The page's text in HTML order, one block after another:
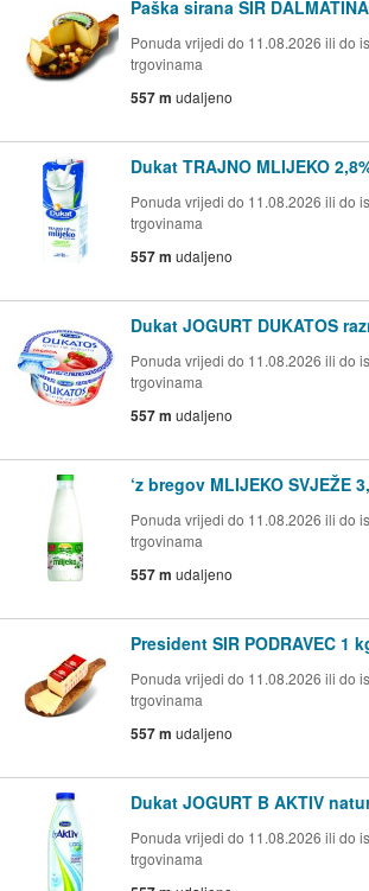
Paška sirana SIR
Ponuda vrijedi do 11.08.2026 ili do
trgovinama
557 m udaljeno
Dukat TRAJNO MLIJEKO
Ponuda vrijedi do 11.08.2026 ili do
trgovinama
557 m udaljeno
Dukat JOGURT DUKATOS
Ponuda vrijedi do 11.08.2026 ili do
trgovinama
557 m udaljeno
‘z bregov MLIJEKO SVJEŽE
Ponuda vrijedi do 11.08.2026 ili do
trgovinama
557 m udaljeno
President SIR PODRAVEC 1
Ponuda vrijedi do 11.08.2026 ili do
trgovinama
557 m udaljeno
Dukat JOGURT B AKTIV
Ponuda vrijedi do 11.08.2026 ili do
trgovinama